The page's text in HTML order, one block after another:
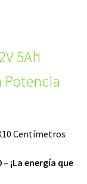
5Ah
Potencia
Centímetros
¡La energía que